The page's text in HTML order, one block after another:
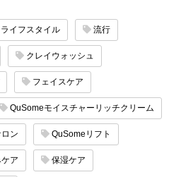
ライフスタイル 流行
クレイウォッシュ
フェイスケア
QuSomeモイスチャーリッチクリーム
ン QuSomeリフト
ア 保湿ケア